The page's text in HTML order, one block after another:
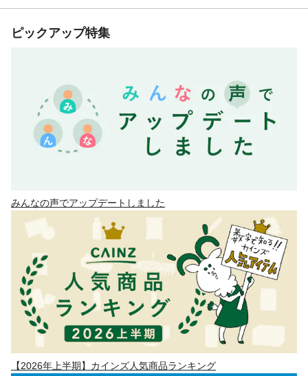
ピックアップ特集
みんなの声でアップデートしました
【2026年上半期】カインズ人気商品ランキング